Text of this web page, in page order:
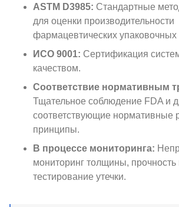
ASTM D3985: Стандартные
для оценки производительности
фармацевтических
ИСО 9001: Сертификация
качеством.
Соответствие нормативным
Тщательное соблюдение FDA и
соответствующие нормативные
принципы.
В процессе мониторинга:
мониторинг толщины,
тестирование утечки.